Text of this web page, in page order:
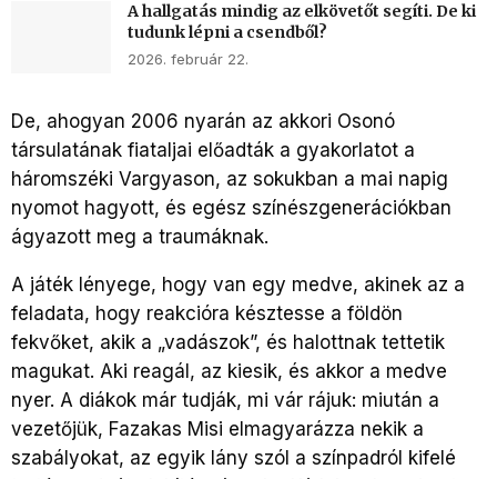
A hallgatás mindig az elkövetőt segíti. De ki
tudunk lépni a csendből?
2026. február 22.
De, ahogyan 2006 nyarán az akkori Osonó
társulatának fiataljai előadták a gyakorlatot a
háromszéki Vargyason, az sokukban a mai napig
nyomot hagyott, és egész színészgenerációkban
ágyazott meg a traumáknak.
A játék lényege, hogy van egy medve, akinek az a
feladata, hogy reakcióra késztesse a földön
fekvőket, akik a „vadászok”, és halottnak tettetik
magukat. Aki reagál, az kiesik, és akkor a medve
nyer. A diákok már tudják, mi vár rájuk: miután a
vezetőjük, Fazakas Misi elmagyarázza nekik a
szabályokat, az egyik lány szól a színpadról kifelé